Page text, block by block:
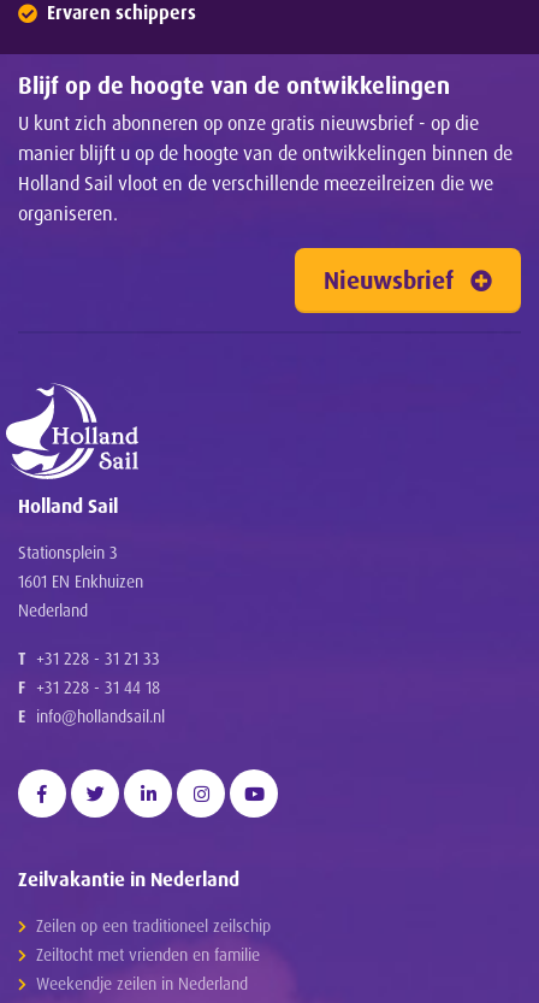
Ervaren schippers
Blijf op de hoogte van de ontwikkelingen
U kunt zich abonneren op onze gratis nieuwsbrief - op die
manier blijft u op de hoogte van de ontwikkelingen binnen de
Holland Sail vloot en de verschillende meezeilreizen die we
organiseren.
Nieuwsbrief
Holland Sail
Stationsplein 3
1601 EN Enkhuizen
Nederland
T +31 228 - 31 21 33
F +31 228 - 31 44 18
E info@hollandsail.nl
Zeilvakantie in Nederland
Zeilen op een traditioneel zeilschip
Zeiltocht met vrienden en familie
Weekendje zeilen in Nederland